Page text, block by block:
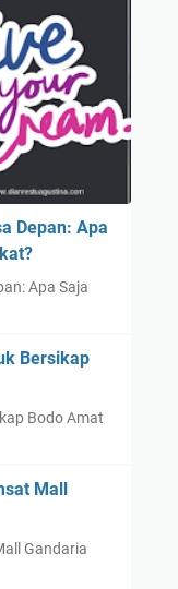
Depan: Apa
Apa Saja
Bersikap
Bodo Amat
Mall
Gandaria